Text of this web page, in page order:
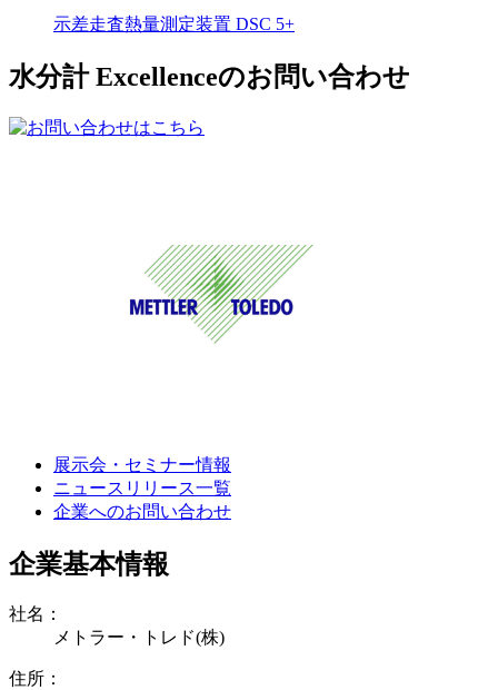
示差走査熱量測定装置 DSC 5+
水分計 Excellenceのお問い合わせ
展示会・セミナー情報
ニュースリリース一覧
企業へのお問い合わせ
企業基本情報
社名：
メトラー・トレド(株)
住所：